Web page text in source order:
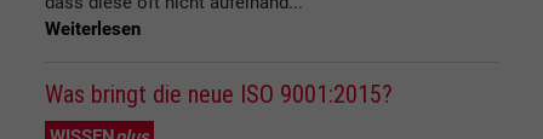
Weiterlesen
Was bringt die neue ISO 9001:2015?